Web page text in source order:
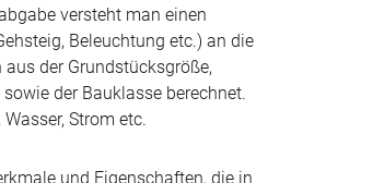
versteht man einen
Beleuchtung etc.) an die
der Grundstücksgröße,
der Bauklasse berechnet.
Strom etc.
und Eigenschaften, die in